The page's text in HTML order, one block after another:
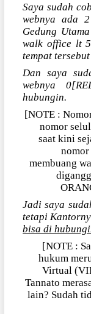
Saya sudah
webnya ada
Gedung
walk office lt
tempat
Dan saya
webnya
hubungin.
[NOTE :
nomor
saat kini
nomor
membuang
Jadi saya
tetapi
bisa di
[NOTE :
hukum
Virtual
Tannato
lain? Sudah